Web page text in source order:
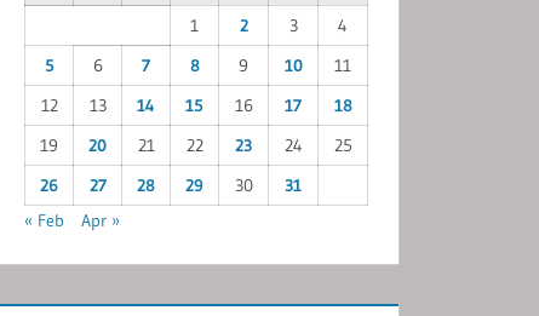
1
2 3
4
5
6 7 8 9 10
11
12
13 14 15 16 17
18
19
20 21 22 23 24
25
26
27 28 29 30
31
« Feb
Apr »